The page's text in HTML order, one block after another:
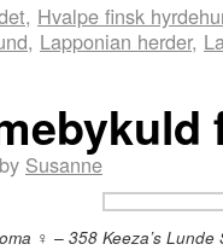
, Hvalpe finsk
, Lapponian herder,
by Susanne
♀ – 358 Keeza’s